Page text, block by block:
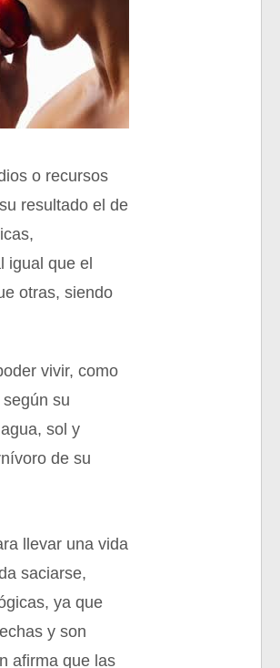
o recursos
resultado el de
igual que el
otras, siendo
vivir, como
su
sol y
de su
llevar una vida
saciarse,
ya que
y son
afirma que las